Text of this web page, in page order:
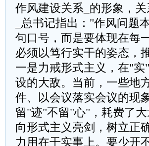
作风建设关系_的形象，
_总书记指出："作风问题
句口号，而是要体现在每
必须以笃行实干的姿态，
一是力戒形式主义，在"
设的大敌。当前，一些地
件、以会议落实会议的现
留"迹"不留"心"，耗费了
向形式主义亮剑，树立正
力用在干实事上。要少开